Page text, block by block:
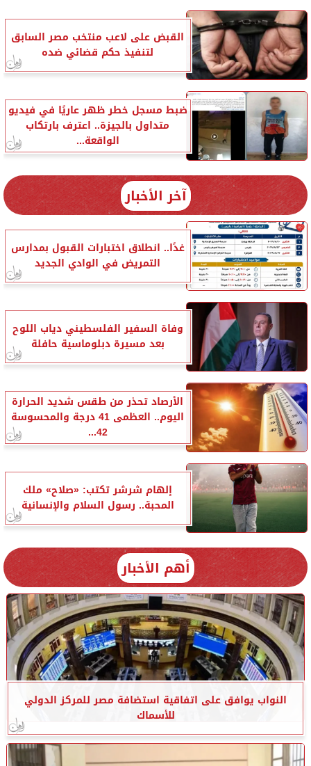
القبض على لاعب منتخب مصر السابق
لتنفيذ حكم قضائي ضده
ضبط مسجل خطر ظهر عاريًا في فيديو
متداول بالجيزة.. اعترف بارتكاب
الواقعة...
آخر الأخبار
غدًا.. انطلاق اختبارات القبول بمدارس
التمريض في الوادي الجديد
وفاة السفير الفلسطيني دياب اللوح
بعد مسيرة دبلوماسية حافلة
الأرصاد تحذر من طقس شديد الحرارة
اليوم.. العظمى 41 درجة والمحسوسة
42...
إلهام شرشر تكتب: «صلاح» ملك
المحبة.. رسول السلام والإنسانية
أهم الأخبار
النواب يوافق على اتفاقية استضافة مصر للمركز الدولي
للأسماك